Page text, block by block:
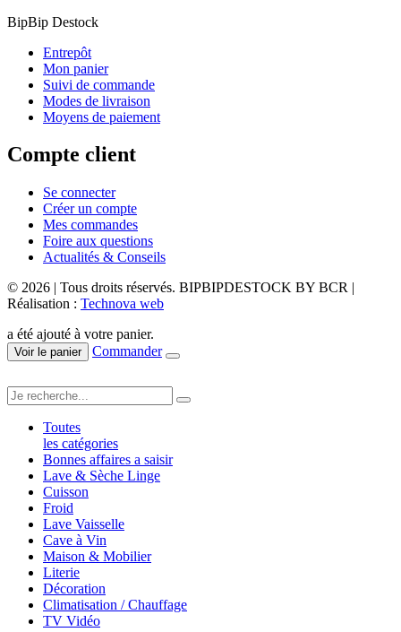
BipBip Destock
Entrepôt
Mon panier
Suivi de commande
Modes de livraison
Moyens de paiement
Compte client
Se connecter
Créer un compte
Mes commandes
Foire aux questions
Actualités & Conseils
© 2026 | Tous droits réservés. BIPBIPDESTOCK BY BCR |
Réalisation : Technova web
a été ajouté à votre panier.
Voir le panier Commander
Toutes
les catégories
Bonnes affaires a saisir
Lave & Sèche Linge
Cuisson
Froid
Lave Vaisselle
Cave à Vin
Maison & Mobilier
Literie
Décoration
Climatisation / Chauffage
TV Vidéo